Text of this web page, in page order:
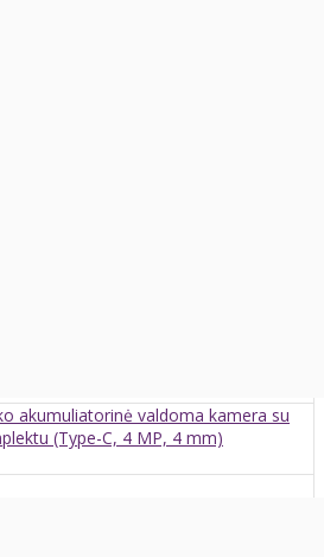
akumuliatorinė valdoma kamera su
(Type-C, 4 MP, 4 mm)